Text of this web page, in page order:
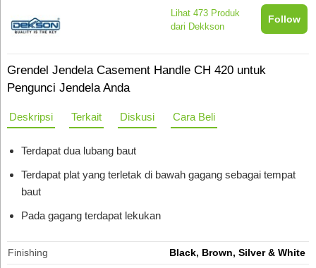
Lihat 473 Produk
dari Dekkson
Follow
Grendel Jendela Casement Handle CH 420 untuk
Pengunci Jendela Anda
Deskripsi Terkait Diskusi Cara Beli
Terdapat dua lubang baut
Terdapat plat yang terletak di bawah gagang sebagai tempat
baut
Pada gagang terdapat lekukan
Finishing
Black, Brown, Silver & White